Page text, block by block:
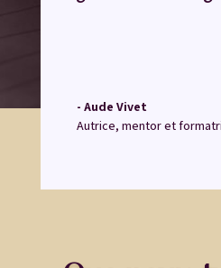
- Aude Vivet
Autrice, mentor et